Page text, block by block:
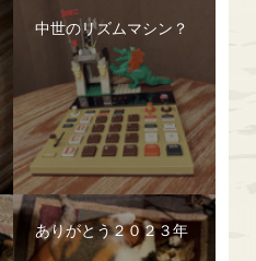
中世のリズムマシン？
ありがとう２０２３年